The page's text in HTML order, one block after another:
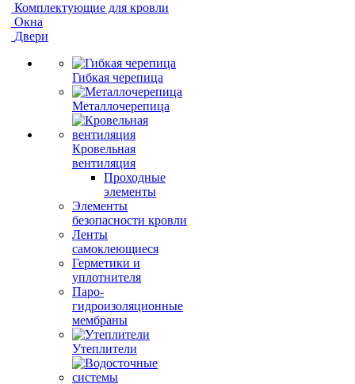
Комплектующие для кровли
Окна
Двери
Гибкая черепица
Металлочерепица
Кровельная
вентиляция
Проходные
элементы
Элементы
безопасности кровли
Ленты
самоклеющиеся
Герметики и
уплотнителя
Паро-
гидроизоляционные
мембраны
Утеплители